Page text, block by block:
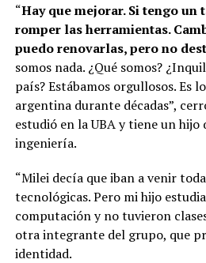
“Hay que mejorar. Si tengo un
romper las herramientas.
puedo renovarlas, pero no
somos nada. ¿Qué somos?
país? Estábamos orgullosos. Es
argentina durante décadas”,
estudió en la UBA y tiene un hijo
ingeniería.
“Milei decía que iban a venir
tecnológicas. Pero mi hijo
computación y no tuvieron
otra integrante del grupo, que
identidad.